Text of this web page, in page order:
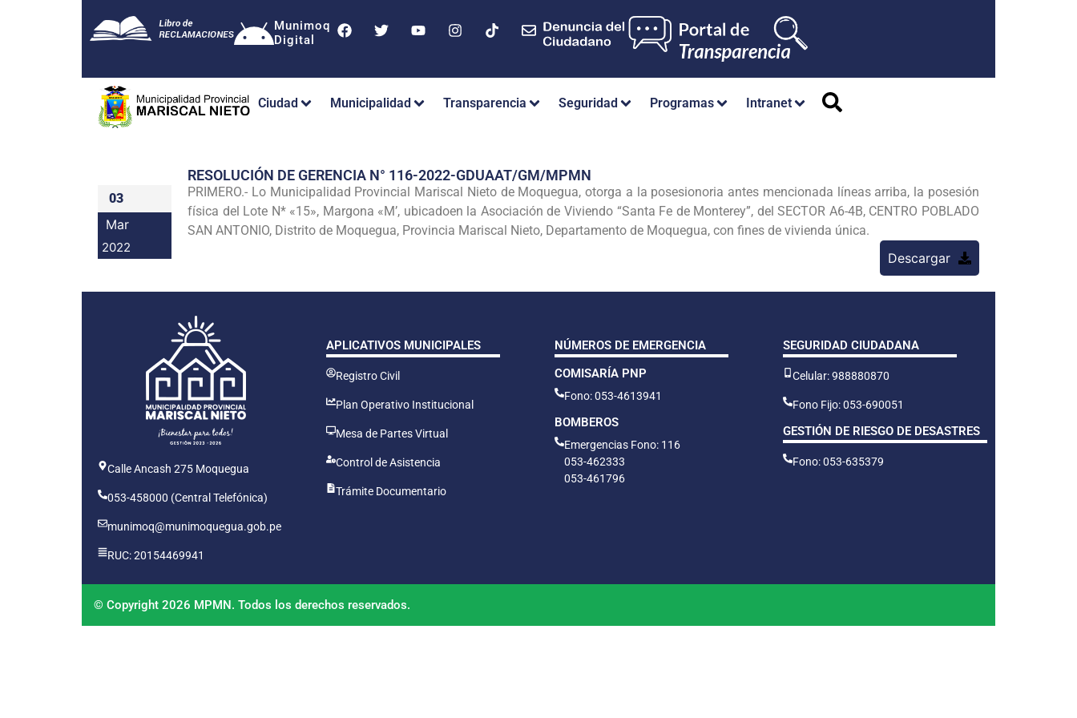
Munimoq
Digital
Ciudad Municipalidad Transparencia Seguridad Programas Intranet
03
Mar
2022
RESOLUCIÓN DE GERENCIA N° 116-2022-GDUAAT/GM/MPMN
PRIMERO.- Lo Municipalidad Provincial Mariscal Nieto de Moquegua, otorga a la posesionoria antes mencionada líneas arriba, la posesión
física del Lote N* «15», Margona «M’, ubicadoen la Asociación de Viviendo “Santa Fe de Monterey”, del SECTOR A6-4B, CENTRO POBLADO
SAN ANTONIO, Distrito de Moquegua, Provincia Mariscal Nieto, Departamento de Moquegua, con fines de vivienda única.
Descargar
Calle Ancash 275 Moquegua
053-458000 (Central Telefónica)
munimoq@munimoquegua.gob.pe
RUC: 20154469941
APLICATIVOS MUNICIPALES
Registro Civil
Plan Operativo Institucional
Mesa de Partes Virtual
Control de Asistencia
Trámite Documentario
NÚMEROS DE EMERGENCIA
COMISARÍA PNP
Fono: 053-4613941
BOMBEROS
Emergencias Fono: 116
053-462333
053-461796
SEGURIDAD CIUDADANA
Celular: 988880870
Fono Fijo: 053-690051
GESTIÓN DE RIESGO DE DESASTRES
Fono: 053-635379
© Copyright 2026 MPMN. Todos los derechos reservados.